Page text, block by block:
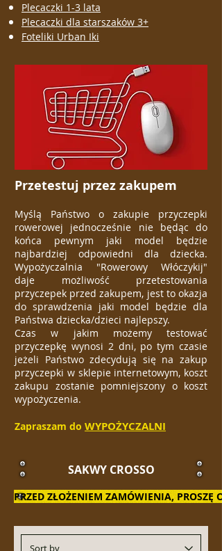
Plecaczki 1-3 lata
Plecaczki dla starszaków 3+
Foteliki Urban Iki
Przetestuj przez zakupem
Myślą Państwo o zakupie przyczepki
rowerowej jednocześnie nie będąc do
końca pewnym jaki model będzie
najbardziej odpowiedni dla dziecka.
Wypożyczalnia "Rowerowy Włóczykij"
daje możliwość przetestowania
przyczepek przed zakupem, jest to okazja
do sprawdzenia jaki model będzie dla
Państwa dziecka/dzieci najlepszy.
Czas w jakim możemy testować
przyczepkę wynosi 2 dni, po tym czasie
jeżeli Państwo zdecydują się na zakup
przyczepki w sklepie internetowym, koszt
zakupu zostanie pomniejszony o koszt
wypożyczenia.
Zapraszam do WYPOŻYCZALNI
SAKWY CROSSO
PRZED ZŁOŻENIEM ZAMÓWIENIA, PROSZĘ